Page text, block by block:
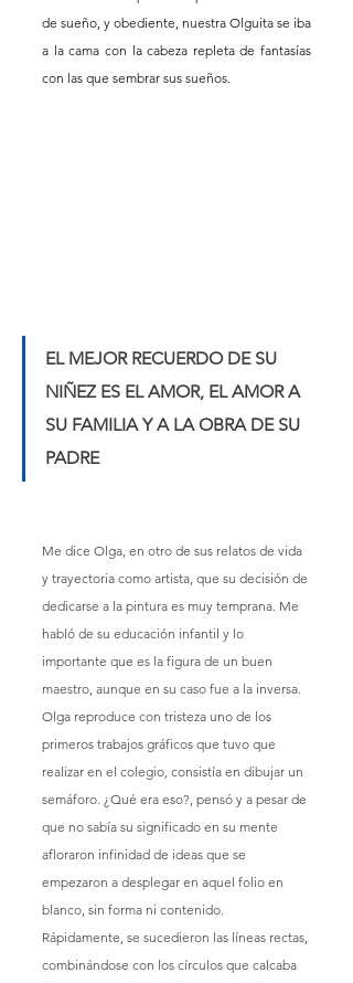
de sueño, y obediente, nuestra Olguita se iba
a la cama con la cabeza repleta de fantasías
con las que sembrar sus sueños.
EL MEJOR RECUERDO DE SU
NIÑEZ ES EL AMOR, EL AMOR A
SU FAMILIA Y A LA OBRA DE SU
PADRE
Me dice Olga, en otro de sus relatos de vida
y trayectoria como artista, que su decisión de
dedicarse a la pintura es muy temprana. Me
habló de su educación infantil y lo
importante que es la figura de un buen
maestro, aunque en su caso fue a la inversa.
Olga reproduce con tristeza uno de los
primeros trabajos gráficos que tuvo que
realizar en el colegio, consistía en dibujar un
semáforo. ¿Qué era eso?, pensó y a pesar de
que no sabía su significado en su mente
afloraron infinidad de ideas que se
empezaron a desplegar en aquel folio en
blanco, sin forma ni contenido.
Rápidamente, se sucedieron las líneas rectas,
combinándose con los círculos que calcaba